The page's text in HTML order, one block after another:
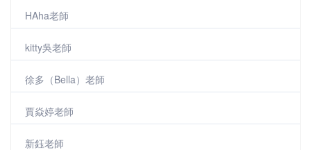
HAha老師
kitty吳老師
徐多（Bella）老師
賈焱婷老師
新鈺老師